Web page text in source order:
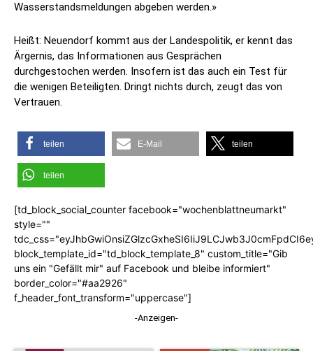
Wasserstandsmeldungen abgeben werden.»
Heißt: Neuendorf kommt aus der Landespolitik, er kennt das
Ärgernis, das Informationen aus Gesprächen
durchgestochen werden. Insofern ist das auch ein Test für
die wenigen Beteiligten. Dringt nichts durch, zeugt das von
Vertrauen.
teilen E-Mail teilen
teilen
[td_block_social_counter facebook="wochenblattneumarkt"
style=""
block_template_id="td_block_template_8" custom_title="Gib
uns ein "Gefällt mir" auf Facebook und bleibe informiert"
border_color="#aa2926"
f_header_font_transform="uppercase"]
-Anzeigen-